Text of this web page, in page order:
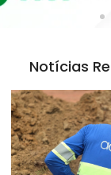
Notícias